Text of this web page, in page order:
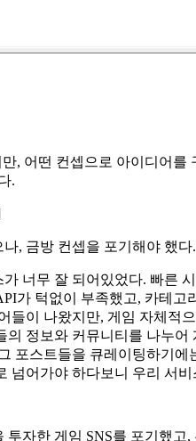
, 어떤 컨셉으로 아이디어
.
, 금방 컨셉을 포기해야 했다
너무 잘 되어있었다. 빠른
가 턱없이 부족했고, 카테고
들이 나왔지만, 게임 자체적
의 정보와 커뮤니티를 나누어
포스트들을 큐레이팅하기
넘어가야 하다보니 우리 서
투자한 게임 SNS를 포기했